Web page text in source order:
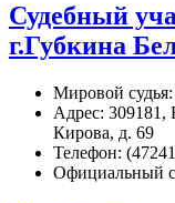
Судебный
г.Губкина
Мировой
Адрес: 309181,
Кирова, д. 69
Телефон:
Официальный